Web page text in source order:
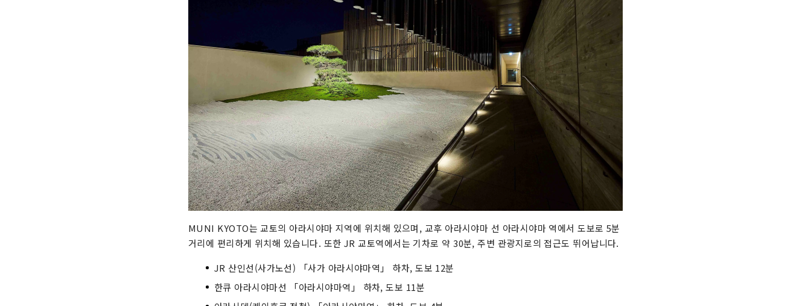
MUNI KYOTO는 교토의 아라시야마 지역에 위치해 있으며, 교후 아라시야마 선 아라시야마 역에서 도보로 5분
거리에 편리하게 위치해 있습니다. 또한 JR 교토역에서는 기차로 약 30분, 주변 관광지로의 접근도 뛰어납니다.
JR 산인선(사가노선) 「사가 아라시야마역」 하차, 도보 12분
한큐 아라시야마선 「아라시야마역」 하차, 도보 11분